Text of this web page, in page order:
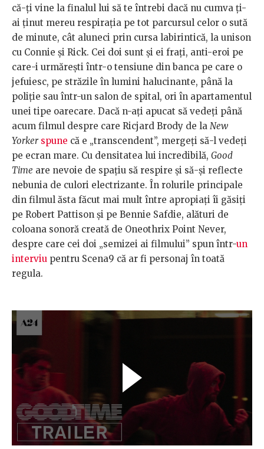
că-ți vine la finalul lui să te întrebi dacă nu cumva ți-
ai ținut mereu respirația pe tot parcursul celor o sută
de minute, cât aluneci prin cursa labirintică, la unison
cu Connie și Rick. Cei doi sunt și ei frați, anti-eroi pe
care-i urmărești într-o tensiune din banca pe care o
jefuiesc, pe străzile în lumini halucinante, până la
poliție sau într-un salon de spital, ori în apartamentul
unei tipe oarecare. Dacă n-ați apucat să vedeți până
acum filmul despre care Ricjard Brody de la New
Yorker spune că e „transcendent”, mergeți să-l vedeți
pe ecran mare. Cu densitatea lui incredibilă, Good
Time are nevoie de spațiu să respire și să-și reflecte
nebunia de culori electrizante. În rolurile principale
din filmul ăsta făcut mai mult între apropiați îi găsiți
pe Robert Pattison și pe Bennie Safdie, alături de
coloana sonoră creată de Oneothrix Point Never,
despre care cei doi „semizei ai filmului” spun într-un
interviu pentru Scena9 că ar fi personaj în toată
regula.